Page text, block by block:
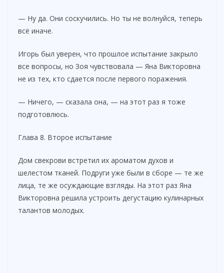
— Ну да. Они соскучились. Но ты не волнуйся, теперь
всё иначе.
Игорь был уверен, что прошлое испытание закрыло
все вопросы, но Зоя чувствовала — Яна Викторовна
не из тех, кто сдается после первого поражения.
— Ничего, — сказала она, — на этот раз я тоже
подготовлюсь.
Глава 8. Второе испытание
Дом свекрови встретил их ароматом духов и
шелестом тканей. Подруги уже были в сборе — те же
лица, те же осуждающие взгляды. На этот раз Яна
Викторовна решила устроить дегустацию кулинарных
талантов молодых.